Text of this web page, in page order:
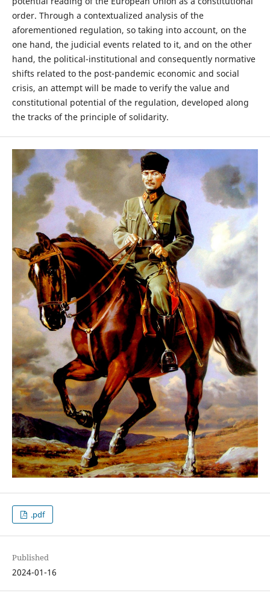
order. Through a contextualized analysis of the
aforementioned regulation, so taking into account, on the
one hand, the judicial events related to it, and on the other
hand, the political-institutional and consequently normative
shifts related to the post-pandemic economic and social
crisis, an attempt will be made to verify the value and
constitutional potential of the regulation, developed along
the tracks of the principle of solidarity.
.pdf
Published
2024-01-16